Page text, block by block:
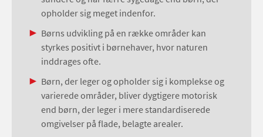
opholder sig meget indenfor.
Børns udvikling på en række områder kan
styrkes positivt i børnehaver, hvor naturen
inddrages ofte.
Børn, der leger og opholder sig i komplekse og
varierede områder, bliver dygtigere motorisk
end børn, der leger i mere standardiserede
omgivelser på flade, belagte arealer.